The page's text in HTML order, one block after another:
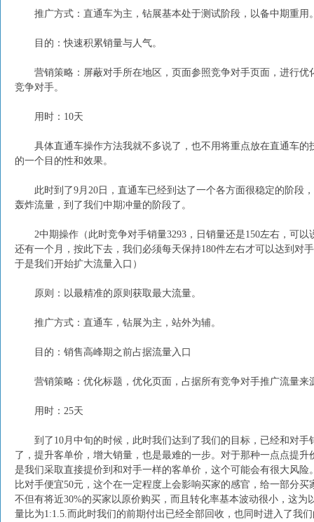
推广方式：直通车为主，钻展基本处于测试阶段，以备中期重用
目的：快速积累销量与人气。
营销策略：屏蔽对手所在地区，页面参照竞争对手页面，进行优
竞争对手。
用时：10天
具体直通车操作方法我就不多说了，也不用将重点放在直通车的
的一个目的性和效果。
此时到了9月20日，直通车已经到达了一个各方面很稳定的阶段
轰炸流量，到了我们中期冲量的阶段了。
2中期操作（此时竞争对手销量3293，日销量还是150左右，可以
还有一个月，按此下去，我们必须每天保持180件左右才可以达到对
于是我们开始扩大流量入口）
原则：以最精准的原则获取最大流量。
推广方式：直通车，钻展为主，站外为辅。
目的：销售高峰期之前占据流量入口
营销策略：优化标题，优化页面，占据所有竞争对手推广流量来
用时：25天
到了10月中旬的时候，此时我们达到了我们的目标，已经和对手
了，提升客单价，增大销量，也是最难的一步。对于那种一点点提
是我们采取直接提价到和对手一样的客单价，这个可能会有很大风
比对手便宜50元，这个在一定程度上会影响买家的感官，给一部分
不但有将近30%的买家以原价购买，而且转化率基本波动很小，这
量比为1:1.5.而此时我们的前期付出已经全部回收，也同时进入了我